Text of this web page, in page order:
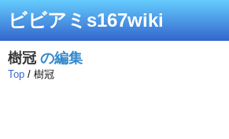
ビビアミs167wiki
樹冠の編集
Top / 樹冠